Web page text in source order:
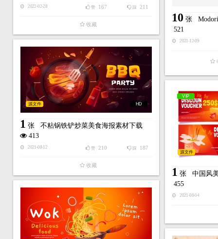
2022-02-28 踩 211
赞 167
收藏
10 张
521
2021-12-09
HD
源文件
1 张 不粘锅铁铲炒菜美食海报素材下载
413
2021-08-12 踩 187
赞 210
收藏
VIP
源文件
1 张 中国风
455
2021-08-04